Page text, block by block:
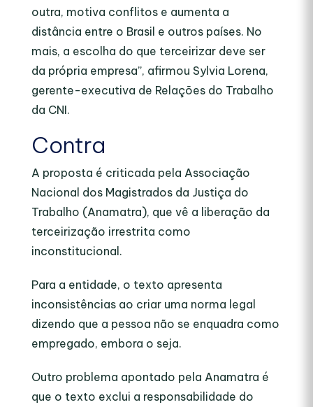
outra, motiva conflitos e aumenta a
distância entre o Brasil e outros países. No
mais, a escolha do que terceirizar deve ser
da própria empresa”, afirmou Sylvia Lorena,
gerente-executiva de Relações do Trabalho
da CNI.
Contra
A proposta é criticada pela Associação
Nacional dos Magistrados da Justiça do
Trabalho (Anamatra), que vê a liberação da
terceirização irrestrita como
inconstitucional.
Para a entidade, o texto apresenta
inconsistências ao criar uma norma legal
dizendo que a pessoa não se enquadra como
empregado, embora o seja.
Outro problema apontado pela Anamatra é
que o texto exclui a responsabilidade do